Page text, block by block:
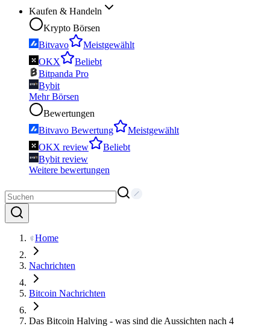
Kaufen & Handeln
Krypto Börsen
Bitvavo
Meistgewählt
OKX
Beliebt
Bitpanda Pro
Bybit
Mehr Börsen
Bewertungen
Bitvavo Bewertung
Meistgewählt
OKX review
Beliebt
Bybit review
Weitere bewertungen
Home
Nachrichten
Bitcoin Nachrichten
Das Bitcoin Halving - was sind die Aussichten nach 4